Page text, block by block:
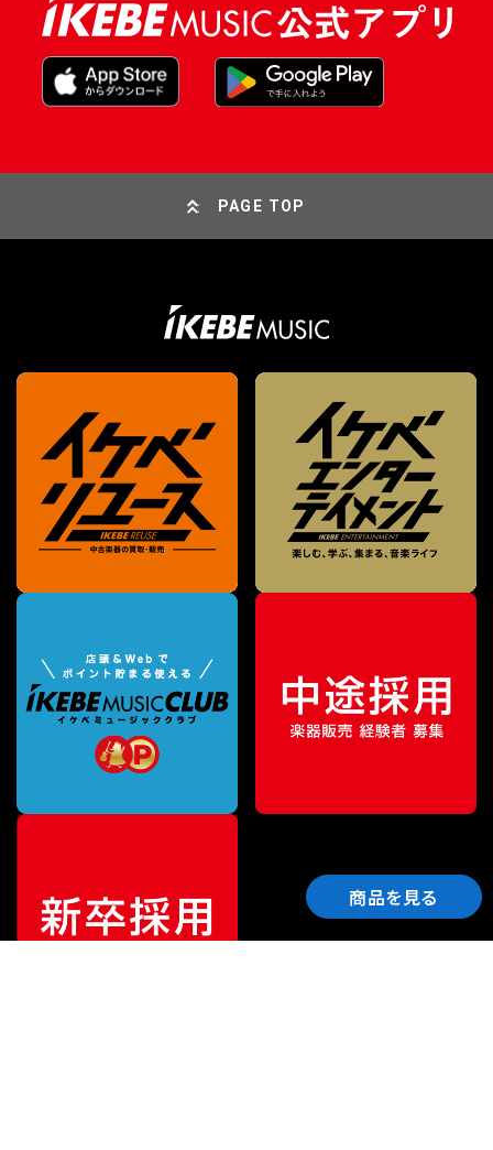
商品を見る
PAGE TOP